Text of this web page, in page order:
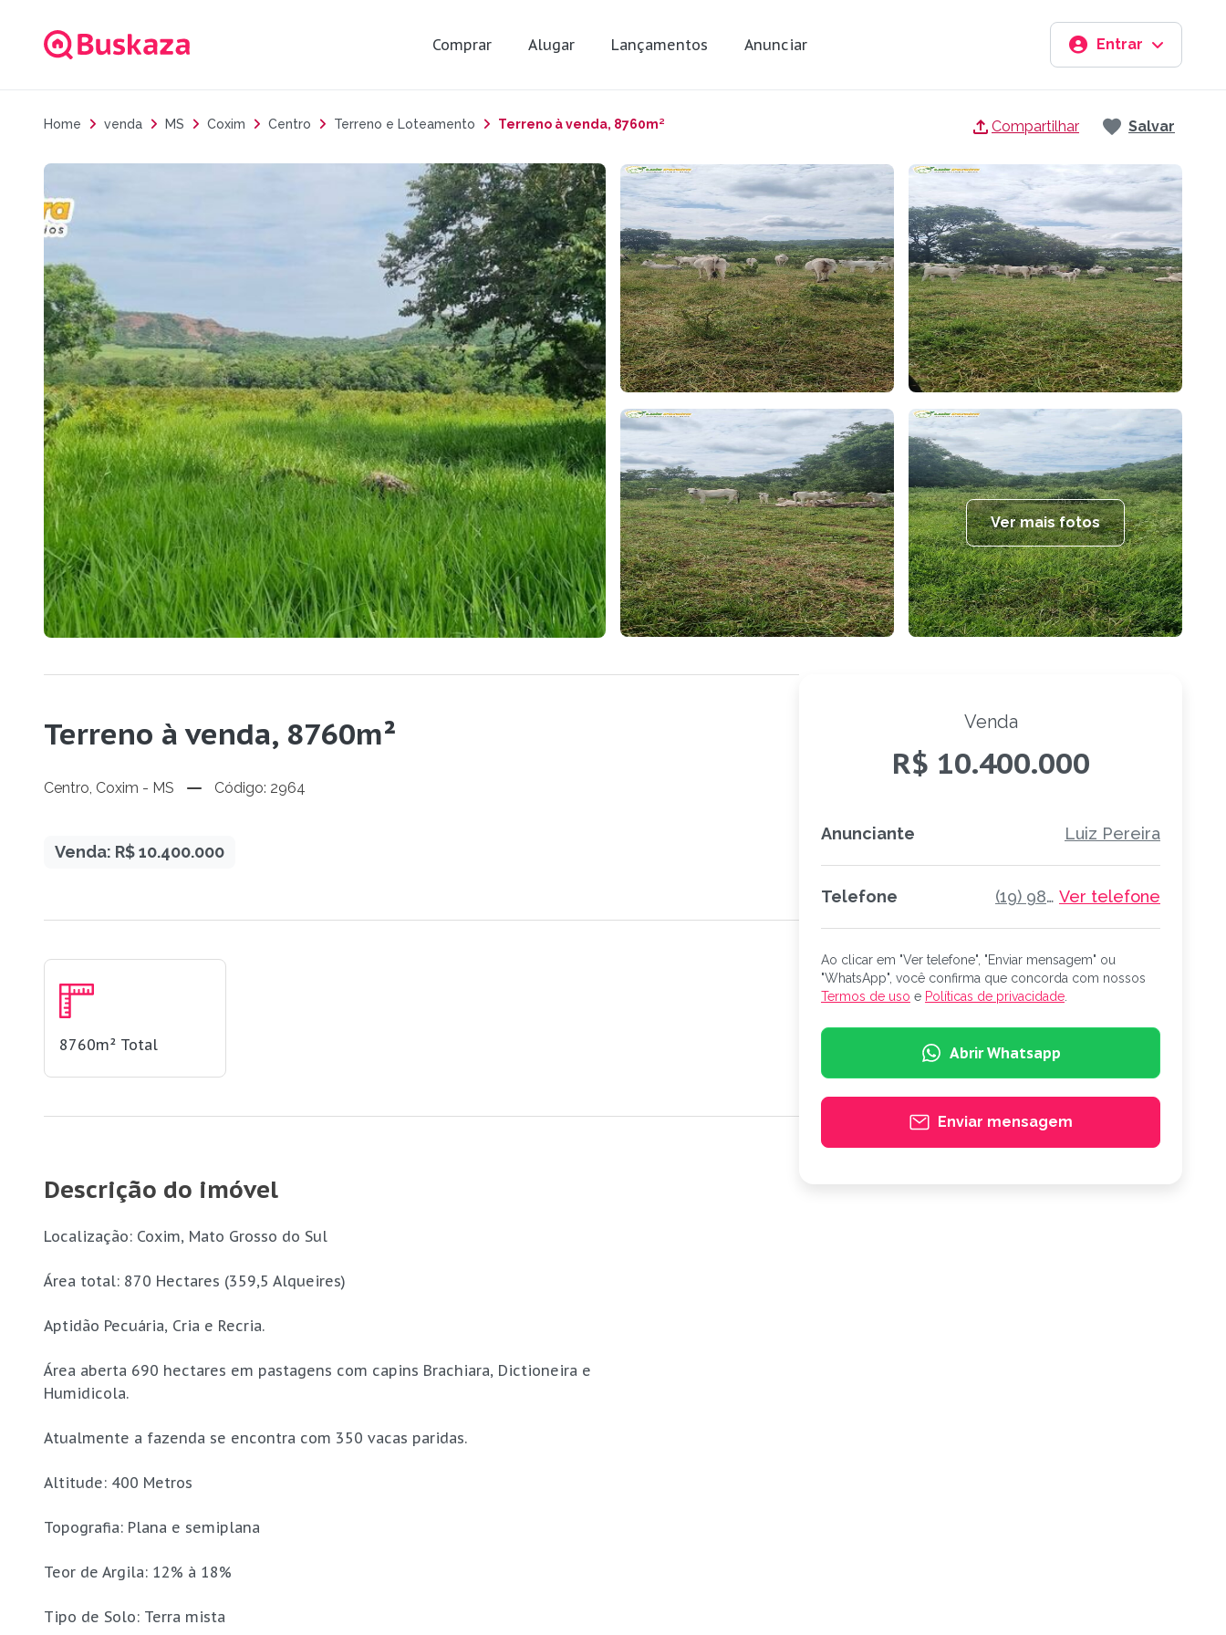
Comprar Alugar Lançamentos Anunciar Entrar
Home venda MS Coxim Centro Terreno e Loteamento Terreno à venda, 8760m² Compartilhar Salvar
Ver mais fotos
Terreno à venda, 8760m²
Centro, Coxim - MS Código: 2964
Venda: R$ 10.400.000
8760m² Total
Descrição do imóvel
Localização: Coxim, Mato Grosso do Sul
Área total: 870 Hectares (359,5 Alqueires)
Aptidão Pecuária, Cria e Recria.
Área aberta 690 hectares em pastagens com capins Brachiara, Dictioneira e
Humidicola.
Atualmente a fazenda se encontra com 350 vacas paridas.
Altitude: 400 Metros
Topografia: Plana e semiplana
Teor de Argila: 12% à 18%
Tipo de Solo: Terra mista
Venda
R$ 10.400.000
Anunciante Luiz Pereira
Telefone (19) 98805-3582 Ver telefone
Ao clicar em "Ver telefone", "Enviar mensagem" ou
"WhatsApp", você confirma que concorda com nossos
Termos de uso e Políticas de privacidade
Abrir Whatsapp
Enviar mensagem